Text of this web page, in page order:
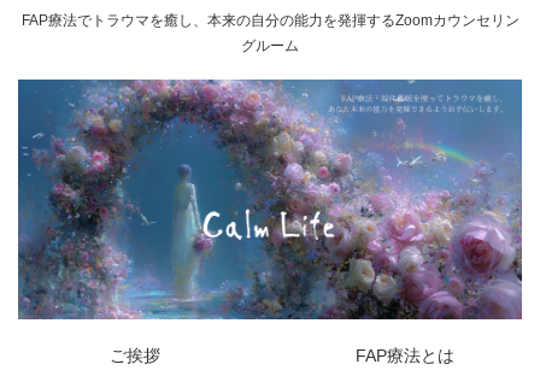
FAP療法でトラウマを癒し、本来の自分の能力を発揮するZoomカウンセリン
グルーム
ご挨拶
FAP療法とは